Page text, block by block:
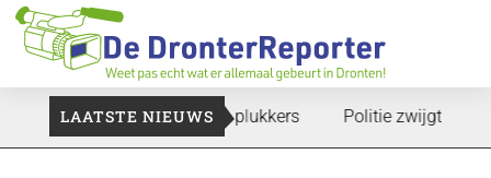
LAATSTE NIEUWS
Voedselbank zoekt plukkers Politie zwijgt nog over